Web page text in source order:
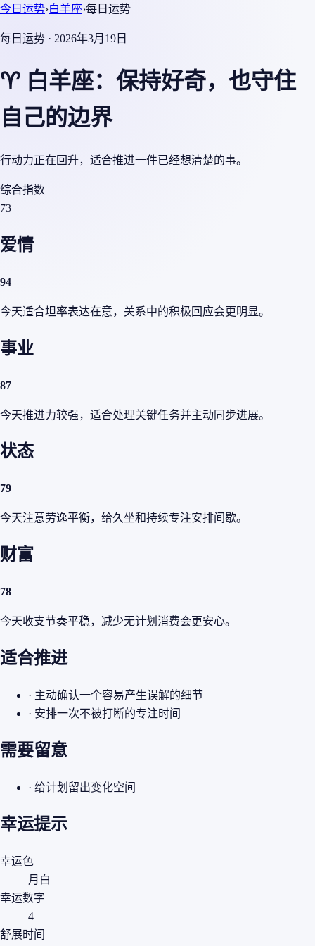
今日运势›白羊座›每日运势
每日运势 · 2026年3月19日
♈ 白羊座：保持好奇，也守住
自己的边界
行动力正在回升，适合推进一件已经想清楚的事。
综合指数
73
爱情
94
今天适合坦率表达在意，关系中的积极回应会更明显。
事业
87
今天推进力较强，适合处理关键任务并主动同步进展。
状态
79
今天注意劳逸平衡，给久坐和持续专注安排间歇。
财富
78
今天收支节奏平稳，减少无计划消费会更安心。
适合推进
· 主动确认一个容易产生误解的细节
· 安排一次不被打断的专注时间
需要留意
· 给计划留出变化空间
幸运提示
幸运色
月白
幸运数字
4
舒展时间